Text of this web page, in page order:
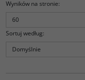
Wyników na stronie:
Sortuj według: